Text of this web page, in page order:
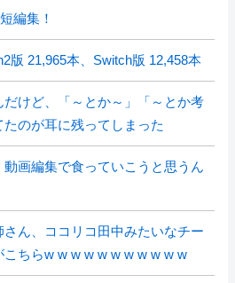
編集！
版 21,965本、Switch版 12,458本
けど、「～とか～」「～とか考
のが耳に残ってしまった
画編集で食っていこうと思うん
さん、ココリコ田中みたいなチー
ちらw w w w w w w w w w w